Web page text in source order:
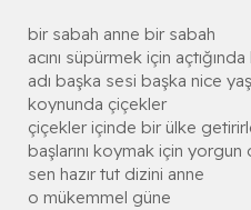
bir sabah anne bir sabah
acını süpürmek için açtığında
adı başka sesi başka nice
koynunda çiçekler
çiçekler içinde bir ülke
başlarını koymak için yorgun
sen hazır tut dizini anne
o mükemmel güne